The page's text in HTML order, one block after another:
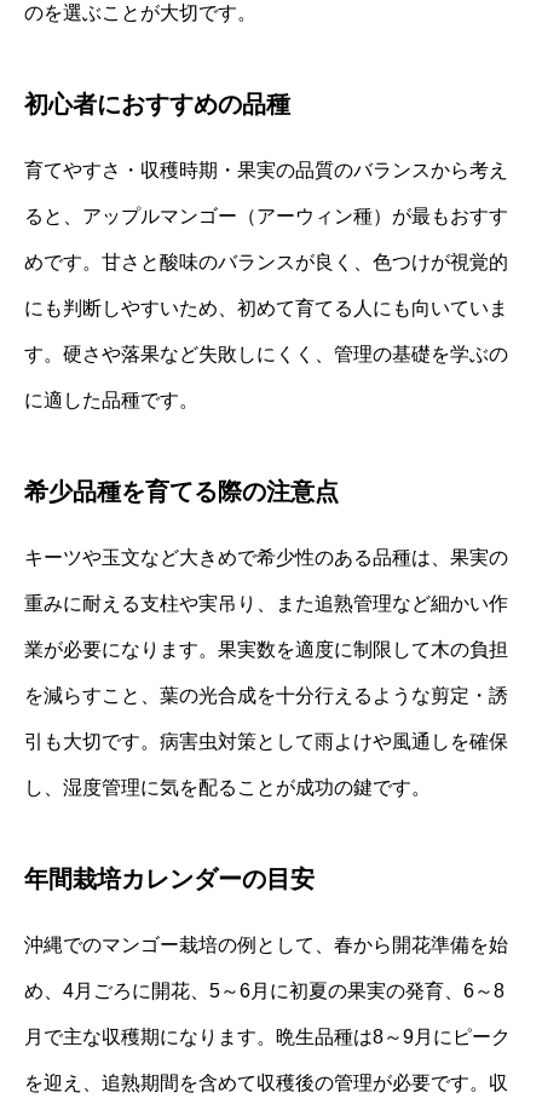
のを選ぶことが大切です。
初心者におすすめの品種
育てやすさ・収穫時期・果実の品質のバランスから考え
ると、アップルマンゴー（アーウィン種）が最もおすす
めです。甘さと酸味のバランスが良く、色つけが視覚的
にも判断しやすいため、初めて育てる人にも向いていま
す。硬さや落果など失敗しにくく、管理の基礎を学ぶの
に適した品種です。
希少品種を育てる際の注意点
キーツや玉文など大きめで希少性のある品種は、果実の
重みに耐える支柱や実吊り、また追熟管理など細かい作
業が必要になります。果実数を適度に制限して木の負担
を減らすこと、葉の光合成を十分行えるような剪定・誘
引も大切です。病害虫対策として雨よけや風通しを確保
し、湿度管理に気を配ることが成功の鍵です。
年間栽培カレンダーの目安
沖縄でのマンゴー栽培の例として、春から開花準備を始
め、4月ごろに開花、5～6月に初夏の果実の発育、6～8
月で主な収穫期になります。晩生品種は8～9月にピーク
を迎え、追熟期間を含めて収穫後の管理が必要です。収